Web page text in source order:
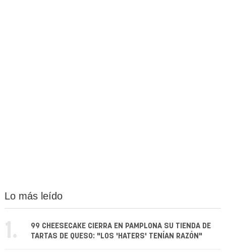
Lo más leído
1.
99 CHEESECAKE CIERRA EN PAMPLONA SU TIENDA DE
TARTAS DE QUESO: "LOS 'HATERS' TENÍAN RAZÓN"